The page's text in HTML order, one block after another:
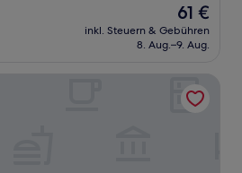
Der
Preis
beträgt
61 €
inkl. Steuern & Gebühren
8. Aug.–9. Aug.